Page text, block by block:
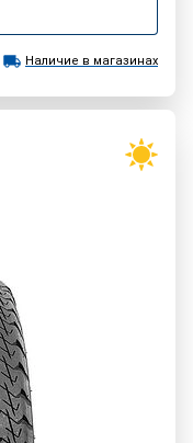
Наличие в магазинах